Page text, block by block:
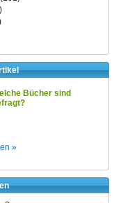
Bücher sind
»